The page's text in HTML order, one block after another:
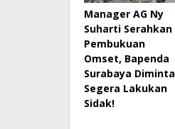
Manager AG Ny
Suharti Serahkan
Pembukuan
Omset, Bapenda
Surabaya Diminta
Segera Lakukan
Sidak!